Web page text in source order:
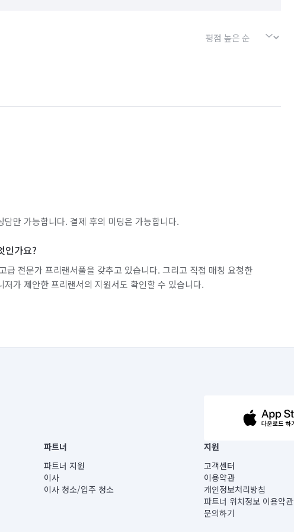
담만 가능합니다. 결제 후의 미팅은 가능합니다.
인가요?
급 전문가 프리랜서풀을 갖추고 있습니다. 그리고 직접 매칭 요청한
저가 제안한 프리랜서의 지원서도 확인할 수 있습니다.
가번호 : 2016-3220163-14-5-00019 |
공정거래위원회 정보) |
RHEE
6(중학동, 트윈트리빌딩) B동 5층
율곡로 24, 7층, 8층 미소
파트너
파트너 지원
이사
이사 청소/입주 청소
지원
고객센터
이용약관
개인정보처리방침
파트너 위치정보 이용약관
문의하기